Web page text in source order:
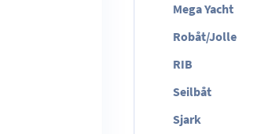
Mega Yacht
Robåt/Jolle
RIB
Seilbåt
Sjark